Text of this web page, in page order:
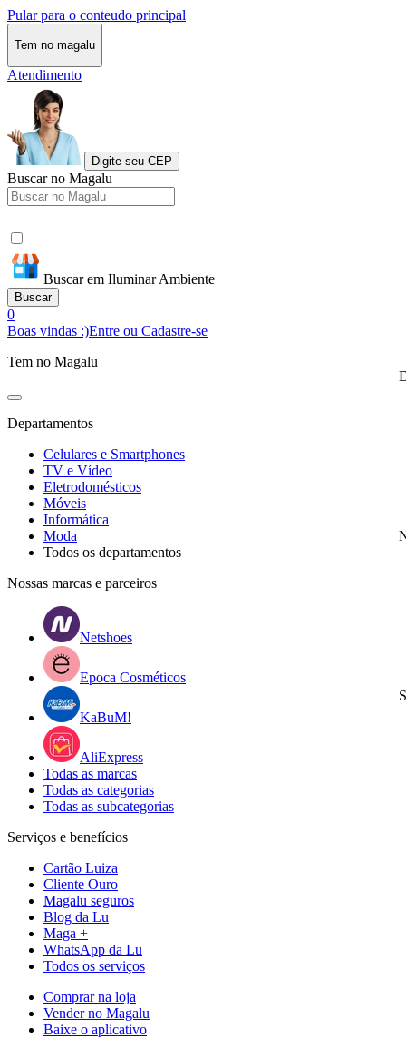
Pular para o conteudo principal
Tem no magalu
Atendimento
Digite seu CEP
Buscar no Magalu
Buscar em Iluminar Ambiente
Buscar
0
Boas vindas :)Entre ou Cadastre-se
Tem no Magalu
Departamentos
Celulares e Smartphones
TV e Vídeo
Eletrodomésticos
Móveis
Informática
Moda
Todos os departamentos
Nossas marcas e parceiros
Netshoes
Epoca Cosméticos
KaBuM!
AliExpress
Todas as marcas
Todas as categorias
Todas as subcategorias
Serviços e benefícios
Cartão Luiza
Cliente Ouro
Magalu seguros
Blog da Lu
Maga +
WhatsApp da Lu
Todos os serviços
Comprar na loja
Vender no Magalu
Baixe o aplicativo